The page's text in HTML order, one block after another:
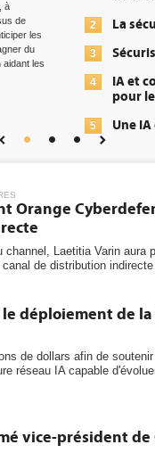
des IA en question
les IA par l'IA
conformité : un défi
IA de confiance pour une
sûre ?
Orange
channel, Laetitia Varin aura
de distribution
le déploiement de
de dollars afin de
réseau IA capable
vice-président de